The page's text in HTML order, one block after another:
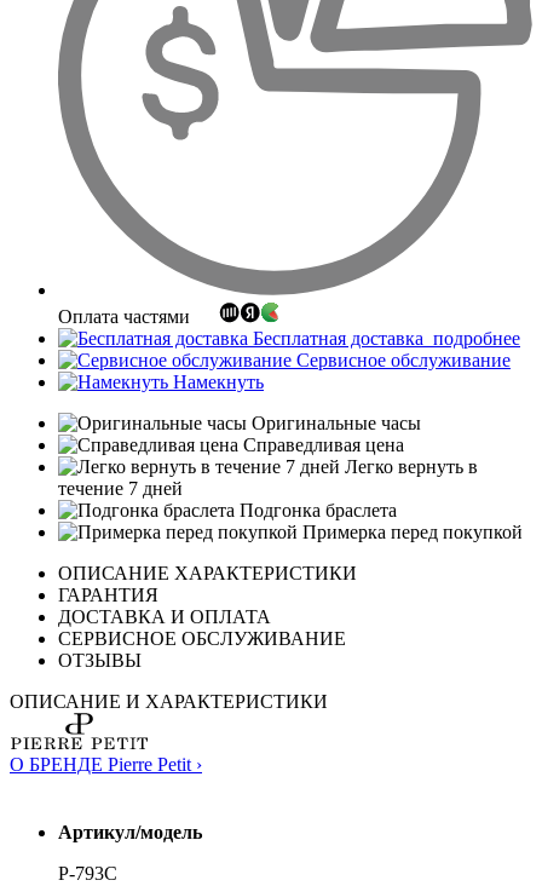
Оплата частями
Бесплатная доставка подробнее
Сервисное обслуживание
Намекнуть
Оригинальные часы
Справедливая цена
Легко вернуть в
течение 7 дней
Подгонка браслета
Примерка перед покупкой
ОПИСАНИЕ ХАРАКТЕРИСТИКИ
ГАРАНТИЯ
ДОСТАВКА И ОПЛАТА
СЕРВИСНОЕ ОБСЛУЖИВАНИЕ
ОТЗЫВЫ
ОПИСАНИЕ И ХАРАКТЕРИСТИКИ
О БРЕНДЕ Pierre Petit ›
Артикул/модель
P-793C